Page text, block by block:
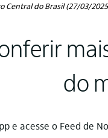
Central do Brasil (27/03/
do
e acesse o Feed de